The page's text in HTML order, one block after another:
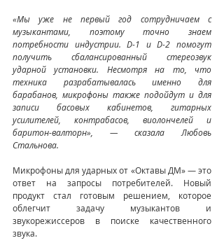
«Мы уже не первый год сотрудничаем с
музыкантами, поэтому точно знаем
потребности индустрии. D-1 и D-2 помогут
получить сбалансированный стереозвук
ударной установки. Несмотря на то, что
техника разрабатывалась именно для
барабанов, микрофоны также подойдут и для
записи басовых кабинетов, гитарных
усилителей, контрабасов, виолончелей и
баритон-валторн», — сказала Любовь
Стальнова.
Микрофоны для ударных от «Октавы ДМ» — это
ответ на запросы потребителей. Новый
продукт стал готовым решением, которое
облегчит задачу музыкантов и
звукорежиссеров в поиске качественного
звука.